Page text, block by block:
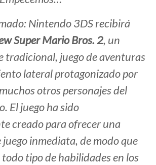
Nintendo 3DS recibirá
Super Mario Bros. 2, un
tradicional, juego de aventuras
lateral protagonizado por
otros personajes del
El juego ha sido
creado para ofrecer una
juego inmediata, de modo que
tipo de habilidades en los